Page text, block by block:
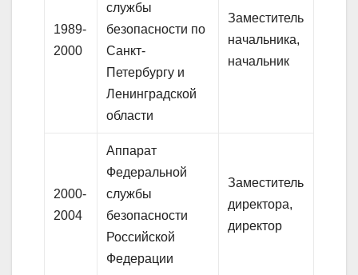
1989-
2000
службы
безопасности по
Санкт-
Петербургу и
Ленинградской
области
Заместитель
начальника,
начальник
2000-
2004
Аппарат
Федеральной
службы
безопасности
Российской
Федерации
Заместитель
директора,
директор